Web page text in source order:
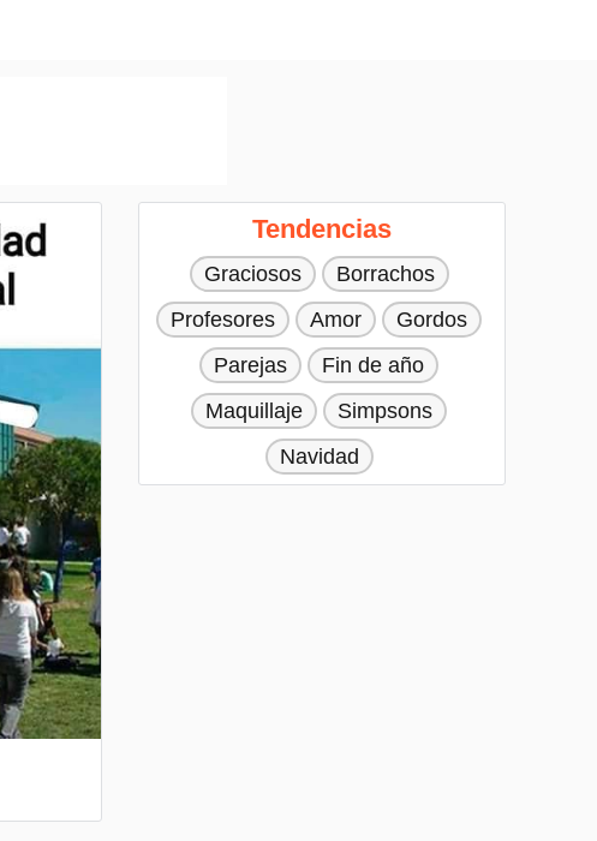
Tendencias
Graciosos
Borrachos
Profesores
Amor
Gordos
Parejas
Fin de año
Maquillaje
Simpsons
Navidad